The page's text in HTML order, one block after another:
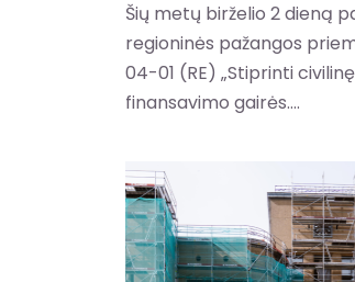
Šių metų birželio 2 dieną
regioninės pažangos
04-01 (RE) „Stiprinti
finansavimo gairės....